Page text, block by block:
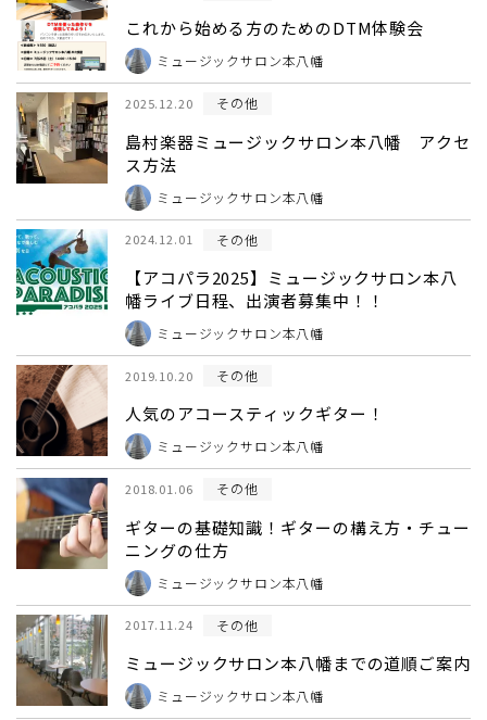
これから始める方のためのDTM体験会
ミュージックサロン本八幡
2025.12.20 その他
島村楽器ミュージックサロン本八幡 アクセ
ス方法
ミュージックサロン本八幡
2024.12.01 その他
【アコパラ2025】ミュージックサロン本八
幡ライブ日程、出演者募集中！！
ミュージックサロン本八幡
2019.10.20 その他
人気のアコースティックギター！
ミュージックサロン本八幡
2018.01.06 その他
ギターの基礎知識！ギターの構え方・チュー
ニングの仕方
ミュージックサロン本八幡
2017.11.24 その他
ミュージックサロン本八幡までの道順ご案内
ミュージックサロン本八幡